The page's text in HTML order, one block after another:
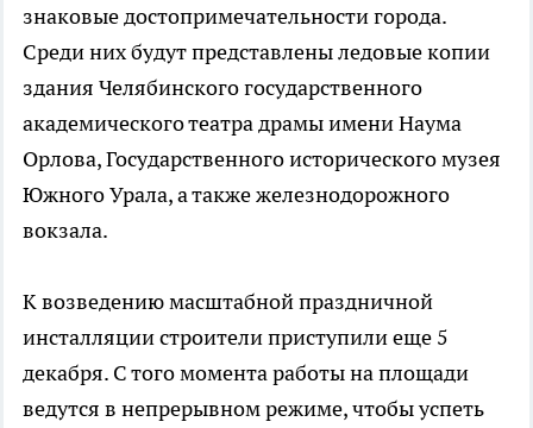
знаковые достопримечательности города.
Среди них будут представлены ледовые копии
здания Челябинского государственного
академического театра драмы имени Наума
Орлова, Государственного исторического музея
Южного Урала, а также железнодорожного
вокзала.
К возведению масштабной праздничной
инсталляции строители приступили еще 5
декабря. С того момента работы на площади
ведутся в непрерывном режиме, чтобы успеть